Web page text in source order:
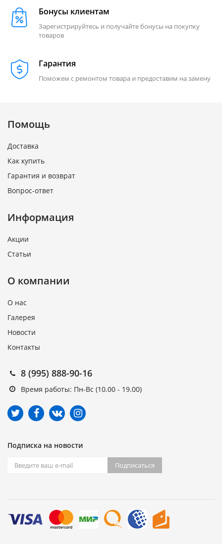
Бонусы клиентам
Зарегистрируйтесь и получайте бонусы на покупку
товаров
Гарантия
Поможем с ремонтом товара и предоставим на замену
Помощь
Доставка
Как купить
Гарантия и возврат
Вопрос-ответ
Информация
Акции
Статьи
О компании
О нас
Галерея
Новости
Контакты
8 (995) 888-90-16
Время работы: Пн-Вс (10.00 - 19.00)
Подписка на новости
Подписаться